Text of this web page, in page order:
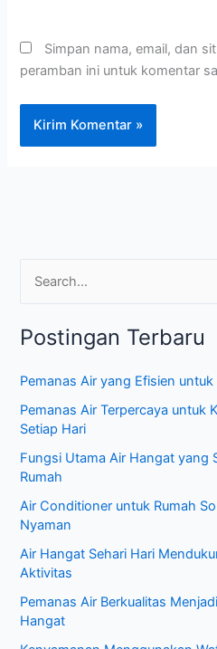
Simpan nama, email, dan
peramban ini untuk komentar
r
u
n
u
:
Postingan Terbaru
Pemanas Air yang Efisien
Pemanas Air Terpercaya untuk
Setiap Hari
Fungsi Utama Air Hangat yang
Rumah
Air Conditioner untuk Rumah
Nyaman
Air Hangat Sehari Hari
Aktivitas
Pemanas Air Berkualitas
Hangat